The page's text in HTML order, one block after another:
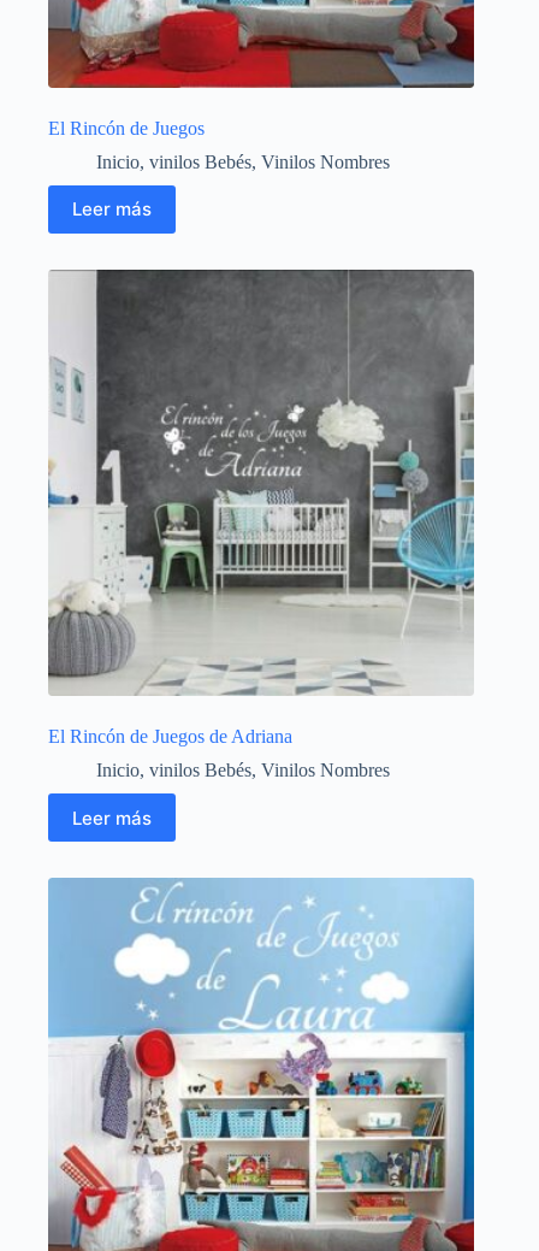
El Rincón de Juegos
Inicio, vinilos Bebés, Vinilos Nombres
Leer más
El Rincón de Juegos de Adriana
Inicio, vinilos Bebés, Vinilos Nombres
Leer más